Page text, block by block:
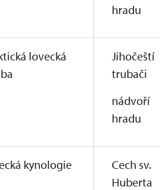
hradu
lovecká
Jihočeští
trubači
nádvoří
hradu
kynologie
Cech sv.
Huberta